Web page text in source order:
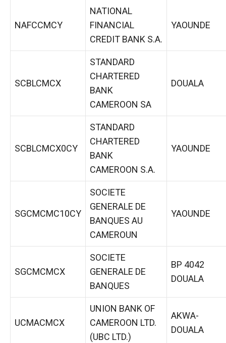
NAFCCMCY
NATIONAL
FINANCIAL
CREDIT BANK S.A.
YAOUNDE
SCBLCMCX
STANDARD
CHARTERED
BANK
CAMEROON SA
DOUALA
SCBLCMCX0CY
STANDARD
CHARTERED
BANK
CAMEROON S.A.
YAOUNDE
SGCMCMC10CY
SOCIETE
GENERALE DE
BANQUES AU
CAMEROUN
YAOUNDE
SGCMCMCX
SOCIETE
GENERALE DE
BANQUES
BP 4042
DOUALA
UCMACMCX
UNION BANK OF
CAMEROON LTD.
(UBC LTD.)
AKWA-
DOUALA